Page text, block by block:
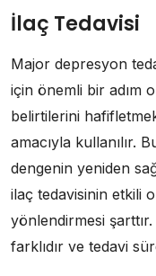
İlaç Tedavisi
Major depresyon
için önemli bir adım
belirtilerini
amacıyla kullanılır.
dengenin yeniden
ilaç tedavisinin etkili
yönlendirmesi
farklıdır ve tedavi